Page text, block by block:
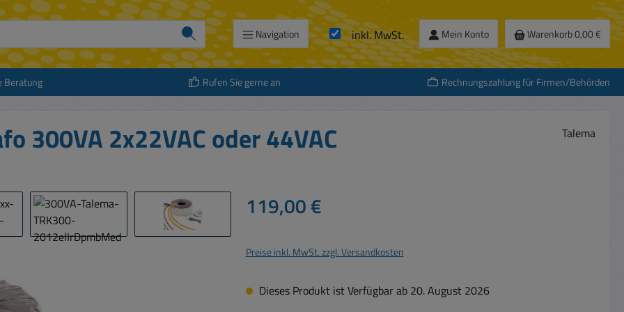
Navigation inkl. MwSt. Mein Konto Warenkorb0,00 €
Beratung Rufen Sie gerne an Rechnungszahlung für Firmen/Behörden
300VA 2x22VAC oder 44VAC Talema
Regulärer Preis:
119,00 €
Preise inkl. MwSt. zzgl. Versandkosten
Dieses Produkt ist Verfügbar ab 20. August 2026